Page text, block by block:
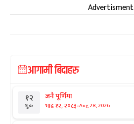
Advertisment
आगामी बिदाहरु
१२
शुक्र
जनै पूर्णिमा
भाद्र १२, २०८३-Aug 28, 2026